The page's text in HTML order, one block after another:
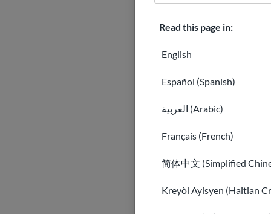
Read this page in:
English
Español (Spanish)
العربية (Arabic)
Français (French)
简体中文 (Simplified
Kreyòl Ayisyen (Haitian
Тимчасовий
Тимчасовий
Тимчасовий
Тимчасовий
Тимчасовий
Тимчасовий
DED Ліберія:
DED Гонконг: